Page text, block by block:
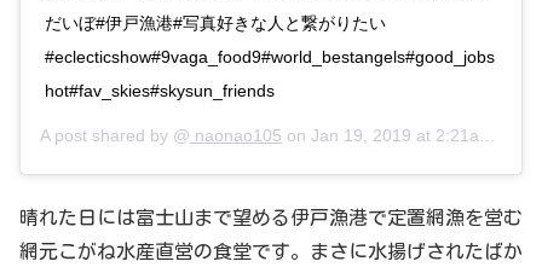
だいぼ#伊戸漁港#写真好きな人と繋がりたい
#eclecticshow#9vaga_food9#world_bestangels#good_jobs
hot#fav_skies#skysun_friends
A post shared by @ naonao105 on Jan 19, 2019 at 2:21am PST
晴れた日には富士山まで望める伊戸漁港で定置網漁を営む
網元こがね水産直営の食堂です。まさに水揚げされたばか